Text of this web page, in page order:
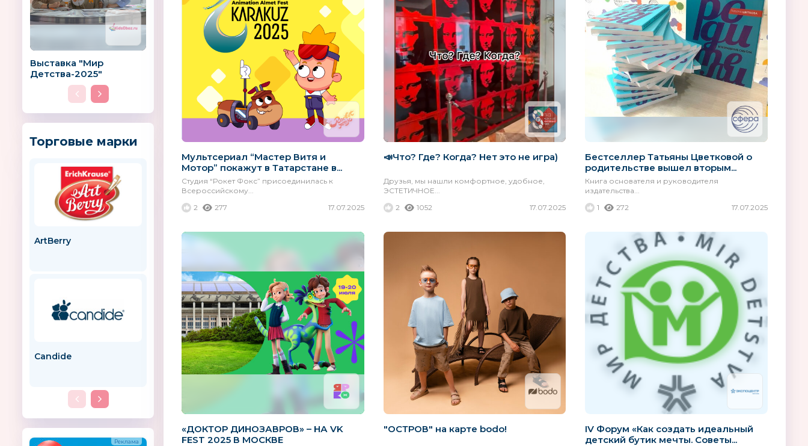
Выставка "Мир
Детства-2025"
Торговые марки
ArtBerry
Candide
«Первые шаги»
АНГЛИЯ
MINILAND
Испания
MARY POPPINS
Россия
Русский стиль
UNID
Nikko
Гонконг
Смешарики.
о Золотом
Мультсериал “Мастер Витя и
Мотор” покажут в Татарстане в...
Студия “Рокет Фокс” присоединилась к
Всероссийскому...
2
277 17.07.2025
📣Что? Где? Когда? Нет это не игра)
Друзья, мы нашли комфортное, удобное,
ЭСТЕТИЧНОЕ...
2
1052 17.07.2025
Бестселлер Татьяны Цветковой о
родительстве вышел вторым...
Книга основателя и руководителя
издательства...
1
272 17.07.2025
«ДОКТОР ДИНОЗАВРОВ» – НА VK
FEST 2025 В МОСКВЕ
"ОСТРОВ" на карте bodo!
IV Форум «Как создать идеальный
детский бутик мечты. Советы...